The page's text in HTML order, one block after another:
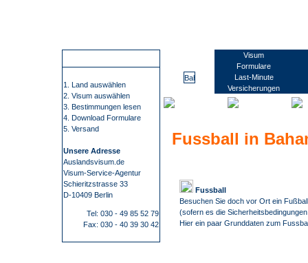
1. Land auswählen
2. Visum auswählen
3. Bestimmungen lesen
4. Download Formulare
5. Versand
Unsere Adresse
Auslandsvisum.de
Visum-Service-Agentur
Schieritzstrasse 33
D-10409 Berlin
Tel: 030 - 49 85 52 79
Fax: 030 - 40 39 30 42
Visum
Formulare
Last-Minute
Versicherungen
Fussball in
Fussball
Besuchen Sie doch vor Ort ein
(sofern es die
Hier ein paar Grunddaten zum